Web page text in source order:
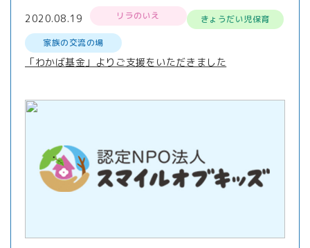
2020.08.19 リラのいえ
きょうだい児保育
家族の交流の場
「わかば基金」よりご支援をいただきました